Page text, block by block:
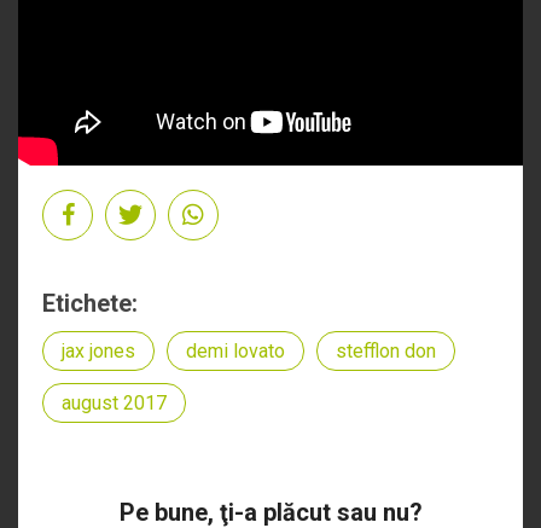
Etichete:
jax jones demi lovato stefflon don
august 2017
Pe bune, ţi-a plăcut sau nu?